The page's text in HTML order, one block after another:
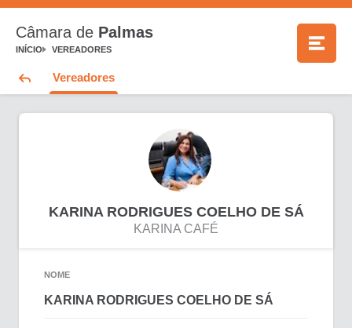
Câmara de Palmas
INÍCIO VEREADORES
Vereadores
KARINA RODRIGUES COELHO DE SÁ
KARINA CAFÉ
NOME
KARINA RODRIGUES COELHO DE SÁ